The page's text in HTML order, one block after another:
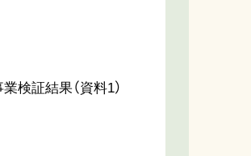
検証結果（資料1）